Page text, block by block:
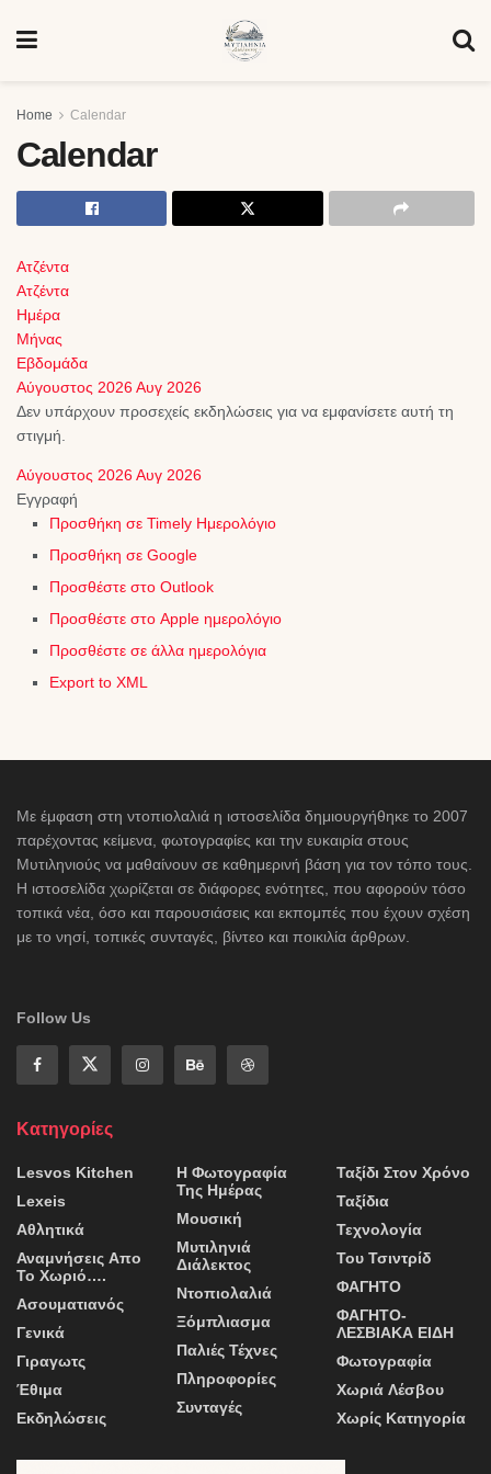
Home Calendar
Calendar
Ατζέντα
Ατζέντα
Ημέρα
Μήνας
Εβδομάδα
Αύγουστος 2026Αυγ 2026
Δεν υπάρχουν προσεχείς εκδηλώσεις για να εμφανίσετε αυτή τη
στιγμή.
Αύγουστος 2026Αυγ 2026
Εγγραφή
Προσθήκη σε Timely Ημερολόγιο
Προσθήκη σε Google
Προσθέστε στο Outlook
Προσθέστε στο Apple ημερολόγιο
Προσθέστε σε άλλα ημερολόγια
Export to XML
Με έμφαση στη ντοπιολαλιά η ιστοσελίδα δημιουργήθηκε το 2007
παρέχοντας κείμενα, φωτογραφίες και την ευκαιρία στους
Μυτιληνιούς να μαθαίνουν σε καθημερινή βάση για τον τόπο τους.
Η ιστοσελίδα χωρίζεται σε διάφορες ενότητες, που αφορούν τόσο
τοπικά νέα, όσο και παρουσιάσεις και εκπομπές που έχουν σχέση
με το νησί, τοπικές συνταγές, βίντεο και ποικιλία άρθρων.
Follow Us
Κατηγορίες
Lesvos Kitchen
Lexeis
Αθλητικά
Αναμνήσεις Απο
Το Χωριό….
Ασουματιανός
Γενικά
Γιραγωτς
Έθιμα
Εκδηλώσεις
Η Φωτογραφία
Της Ημέρας
Μουσική
Μυτιληνιά
Διάλεκτος
Ντοπιολαλιά
Ξόμπλιασμα
Παλιές Τέχνες
Πληροφορίες
Συνταγές
Ταξίδι Στον Χρόνο
Ταξίδια
Τεχνολογία
Του Τσιντρίδ
ΦΑΓΗΤΟ
ΦΑΓΗΤΟ-
ΛΕΣΒΙΑΚΑ ΕΙΔΗ
Φωτογραφία
Χωριά Λέσβου
Χωρίς Κατηγορία